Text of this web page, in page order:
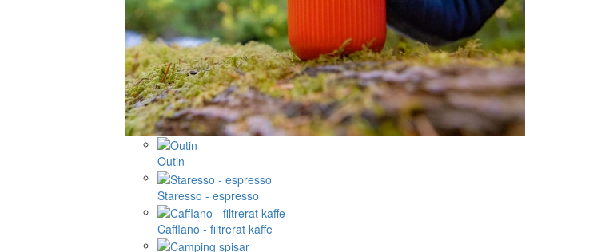
Outin
Staresso - espresso
Cafflano - filtrerat kaffe